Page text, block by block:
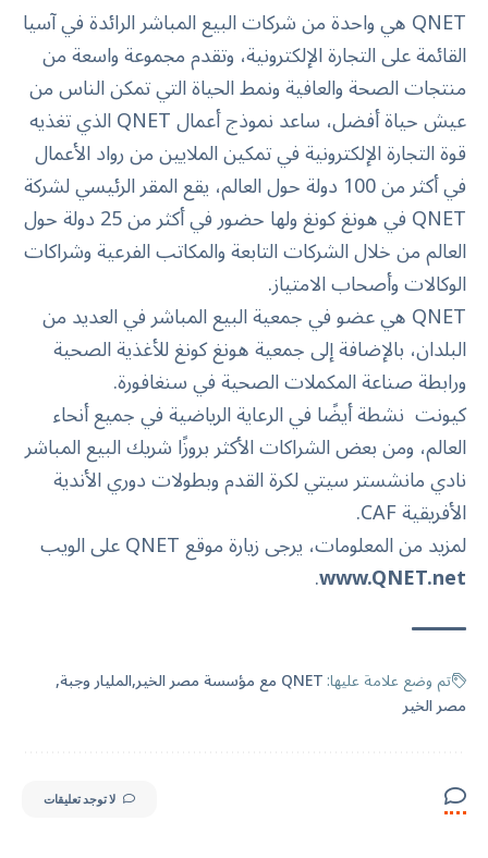
QNET هي واحدة من شركات البيع المباشر الرائدة في آسيا
القائمة على التجارة الإلكترونية، وتقدم مجموعة واسعة من
منتجات الصحة والعافية ونمط الحياة التي تمكن الناس من
عيش حياة أفضل، ساعد نموذج أعمال QNET الذي تغذيه
قوة التجارة الإلكترونية في تمكين الملايين من رواد الأعمال
في أكثر من 100 دولة حول العالم، يقع المقر الرئيسي لشركة
QNET في هونغ كونغ ولها حضور في أكثر من 25 دولة حول
العالم من خلال الشركات التابعة والمكاتب الفرعية وشراكات
الوكالات وأصحاب الامتياز.
QNET هي عضو في جمعية البيع المباشر في العديد من
البلدان، بالإضافة إلى جمعية هونغ كونغ للأغذية الصحية
ورابطة صناعة المكملات الصحية في سنغافورة.
كيونت نشطة أيضًا في الرعاية الرياضية في جميع أنحاء
العالم، ومن بعض الشراكات الأكثر بروزًا شريك البيع المباشر
نادي مانشستر سيتي لكرة القدم وبطولات دوري الأندية
الأفريقية CAF.
لمزيد من المعلومات، يرجى زيارة موقع QNET على الويب
www.QNET.net
.
تم وضع علامة عليها:QNET مع مؤسسة مصر الخير المليار وجبة
مصر الخير
لا توجد تعليقات